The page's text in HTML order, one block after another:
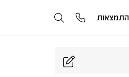
התמצאות